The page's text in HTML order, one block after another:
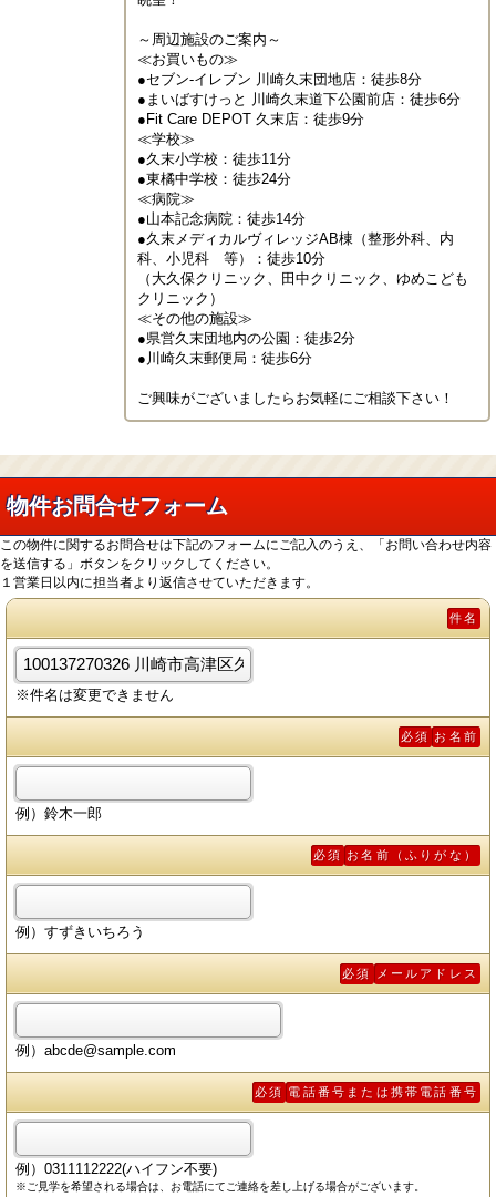
～周辺施設のご案内～
≪お買いもの≫
●セブン-イレブン 川崎久末団地店：徒歩8分
●まいばすけっと 川崎久末道下公園前店：徒歩6分
●Fit Care DEPOT 久末店：徒歩9分
≪学校≫
●久末小学校：徒歩11分
●東橘中学校：徒歩24分
≪病院≫
●山本記念病院：徒歩14分
●久末メディカルヴィレッジAB棟（整形外科、内
科、小児科　等）：徒歩10分
（大久保クリニック、田中クリニック、ゆめこども
クリニック）
≪その他の施設≫
●県営久末団地内の公園：徒歩2分
●川崎久末郵便局：徒歩6分
ご興味がございましたらお気軽にご相談下さい！
物件お問合せフォーム
この物件に関するお問合せは下記のフォームにご記入のうえ、「お問い合わせ内容
を送信する」ボタンをクリックしてください。
１営業日以内に担当者より返信させていただきます。
件名
※件名は変更できません
お名前
必須
例）鈴木一郎
お名前（ふりがな）
必須
例）すずきいちろう
メールアドレス
必須
例）abcde@sample.com
電話番号または携帯電話番号
必須
例）0311112222(ハイフン不要)
※ご見学を希望される場合は、お電話にてご連絡を差し上げる場合がございます。